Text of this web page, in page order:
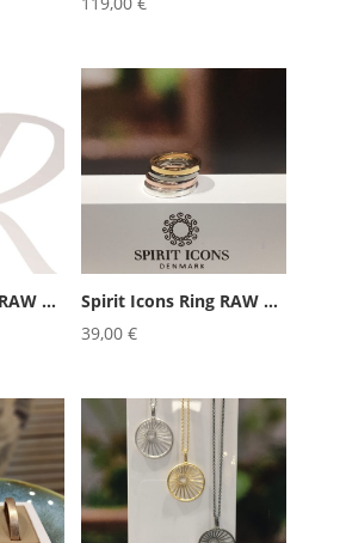
Spirit Icons Ring RAW CZ RUSTIC
Spirit Icons Ring RAW POLISHED
39,00€